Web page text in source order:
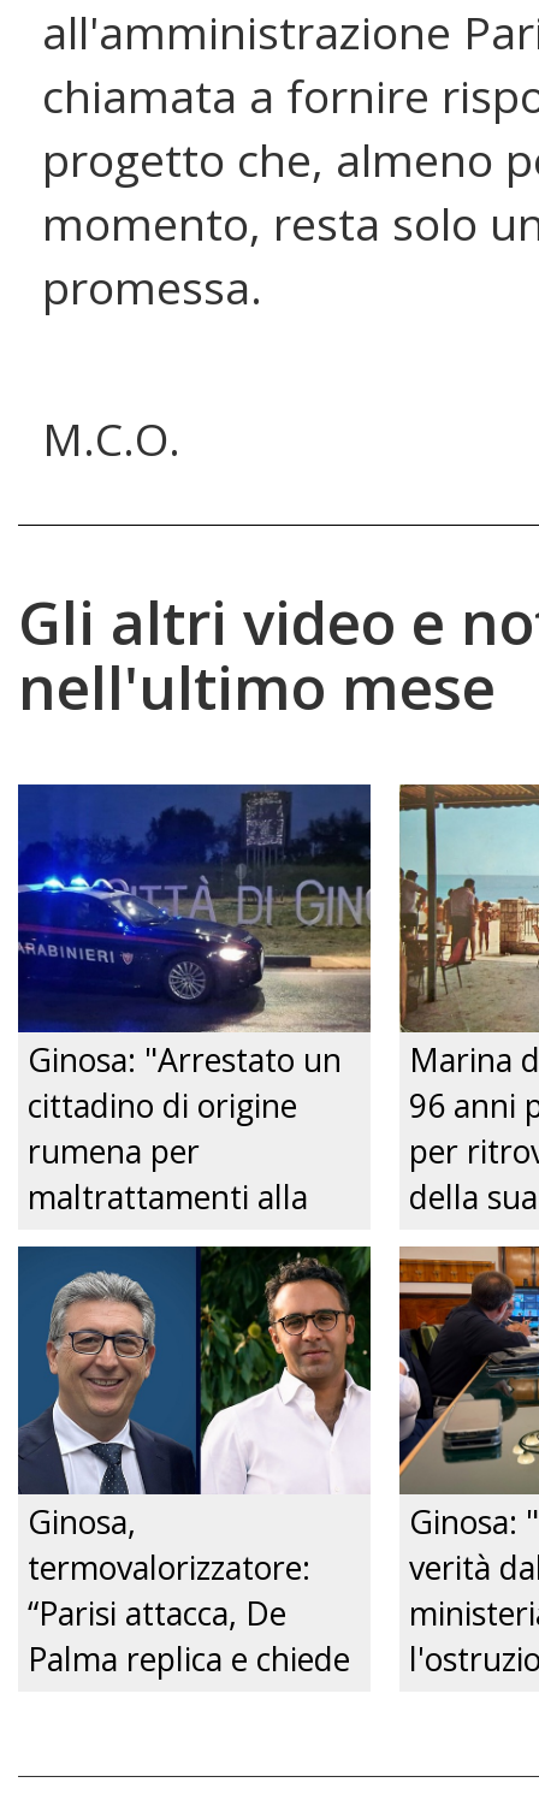
all'amministrazione
chiamata a fornire
progetto che, almeno
momento, resta solo
promessa.
M.C.O.
Gli altri video e
nell'ultimo mese
Ginosa: "Arrestato un
cittadino di origine
rumena per
maltrattamenti alla
convivente." Just tv
Marina
96 anni
per
della
dalla
Just tv
Ginosa,
termovalorizzatore:
“Parisi attacca, De
Palma replica e chiede
Ginosa:
verità